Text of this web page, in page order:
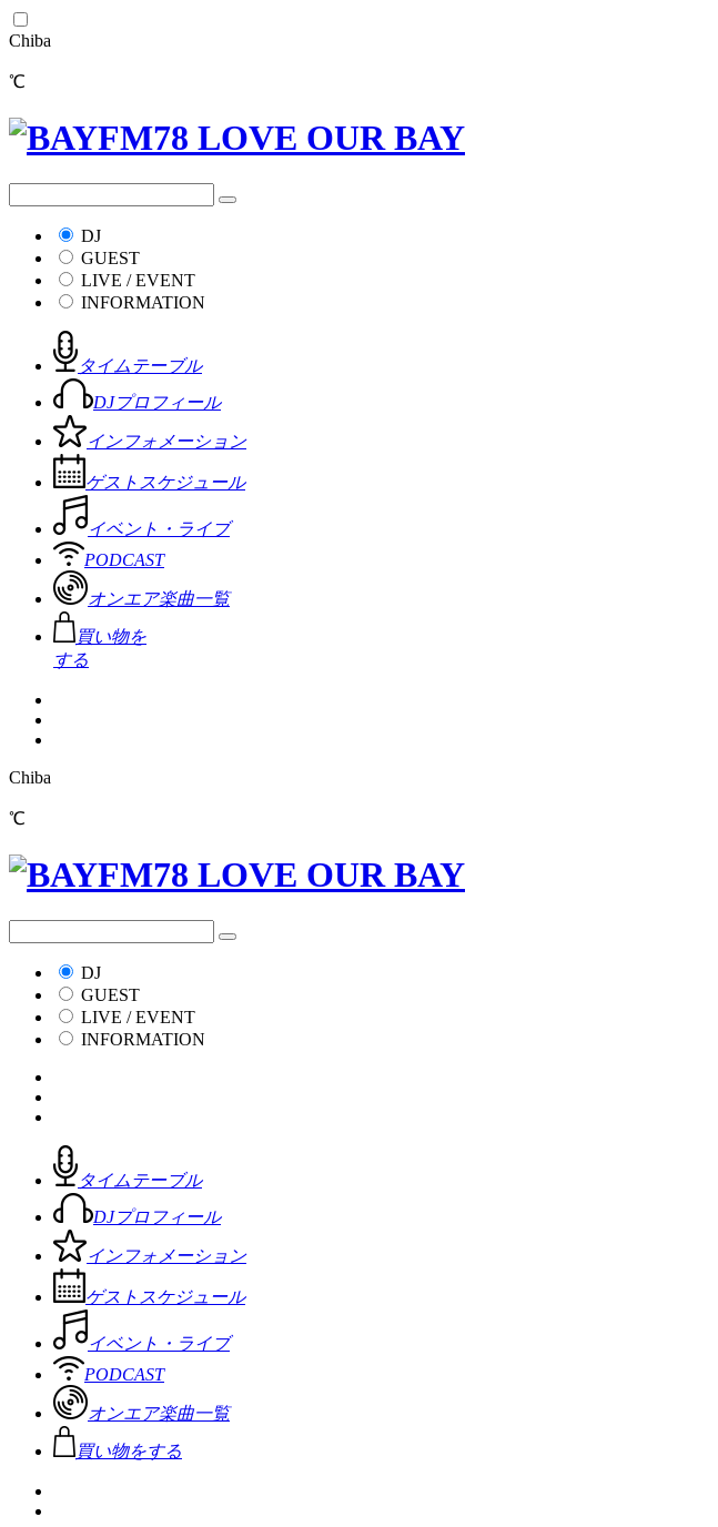
Chiba
℃
DJ
GUEST
LIVE / EVENT
INFORMATION
タイムテーブル
DJプロフィール
インフォメーション
ゲストスケジュール
イベント・ライブ
PODCAST
オンエア楽曲一覧
買い物を
する
Chiba
℃
DJ
GUEST
LIVE / EVENT
INFORMATION
タイムテーブル
DJプロフィール
インフォメーション
ゲストスケジュール
イベント・ライブ
PODCAST
オンエア楽曲一覧
買い物をする